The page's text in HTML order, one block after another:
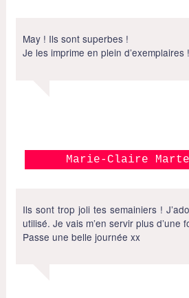
May ! Ils sont superbes !
Je les imprime en plein d’exemplaires
Marie-Claire
Ils sont trop joli tes semainiers !
utilisé. Je vais m’en servir plus d’une
Passe une belle journée xx